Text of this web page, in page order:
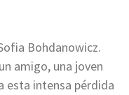
Bohdanowicz.
amigo, una joven
esta intensa pérdida